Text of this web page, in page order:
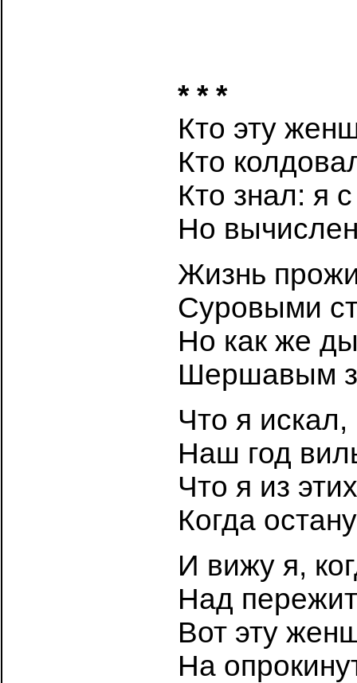
* * *
Кто эту
Кто
Кто знал: я
Но
Жизнь
Суровыми
Но как же
Шершавым
Что я
Наш год
Что я из
Когда
И вижу я,
Над
Вот эту
На